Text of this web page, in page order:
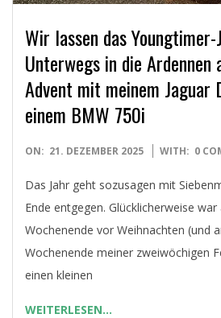
Wir lassen das
Unterwegs in die Ardennen
Advent mit meinem Jaguar
einem BMW 750i
2025-
21
ON: 21. DEZEMBER 2025 WITH: 0
Das Jahr geht sozusagen mit
Ende entgegen. Glücklicherweise
Wochenende vor Weihnachten (und
Wochenende meiner zweiwöchigen
einen kleinen
WEITERLESEN…